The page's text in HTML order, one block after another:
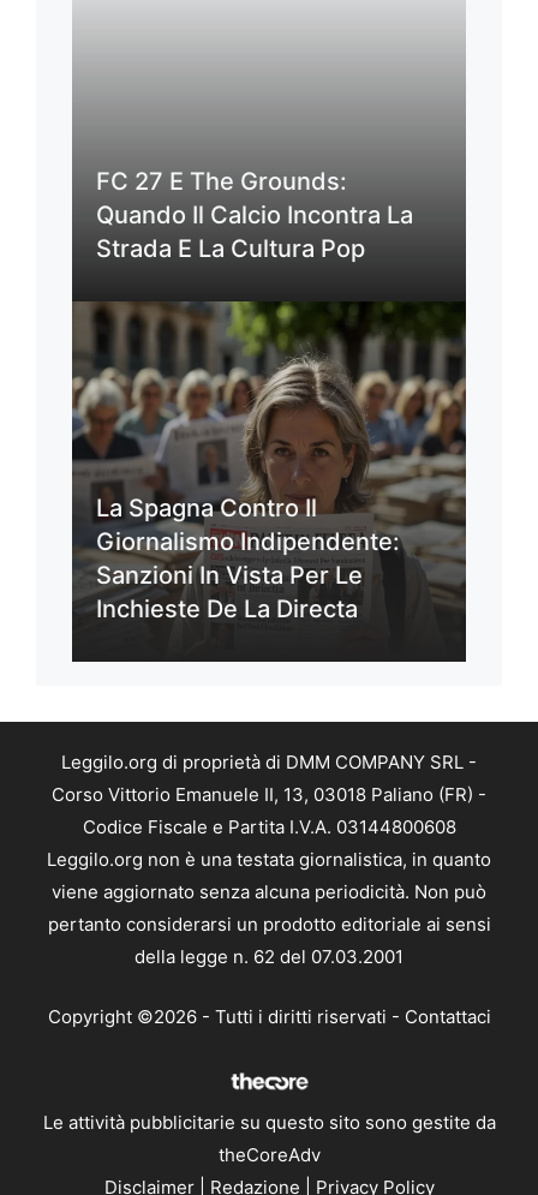
FC 27 E The Grounds:
Quando Il Calcio Incontra La
Strada E La Cultura Pop
La Spagna Contro Il
Giornalismo Indipendente:
Sanzioni In Vista Per Le
Inchieste De La Directa
Leggilo.org di proprietà di DMM COMPANY SRL -
Corso Vittorio Emanuele II, 13, 03018 Paliano (FR) -
Codice Fiscale e Partita I.V.A. 03144800608
Leggilo.org non è una testata giornalistica, in quanto
viene aggiornato senza alcuna periodicità. Non può
pertanto considerarsi un prodotto editoriale ai sensi
della legge n. 62 del 07.03.2001
Copyright ©2026 - Tutti i diritti riservati - Contattaci
Le attività pubblicitarie su questo sito sono gestite da
theCoreAdv
Disclaimer| Redazione Privacy Policy